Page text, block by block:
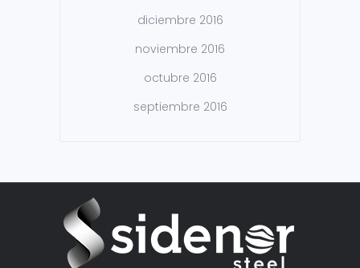
diciembre 2016
noviembre 2016
octubre 2016
septiembre 2016